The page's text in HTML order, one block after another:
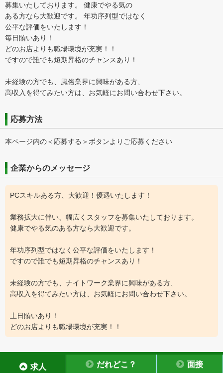
募集いたしております。 健康でやる気の
ある方なら大歓迎です。 年功序列型ではなく
公平な評価をいたします！
毎日賄いあり！
どのお店よりも職場環境が充実！！
ですので誰でも短期昇格のチャンスあり！
未経験の方でも、風俗業界に興味がある方、
高収入を得てみたい方は、お気軽にお問い合わせ下さい。
応募方法
本ページ内の＜応募する＞ボタンよりご応募ください
企業からのメッセージ
PCスキルある方、大歓迎！優遇いたします！
業務拡大に伴い、幅広くスタッフを募集いたしております。
健康でやる気のある方なら大歓迎です。
年功序列型ではなく公平な評価をいたします！
ですので誰でも短期昇格のチャンスあり！
未経験の方でも、ナイトワーク業界に興味がある方、
高収入を得てみたい方は、お気軽にお問い合わせ下さい。
土日賄いあり！
どのお店よりも職場環境が充実！！
求人 だれどこ？ 面接